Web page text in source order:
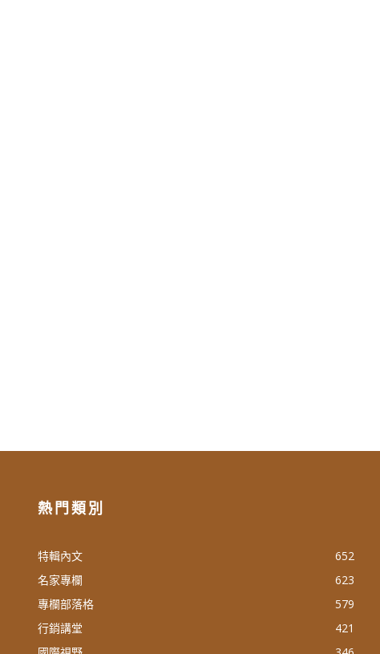
熱門類別
特輯內文
652
名家專欄
623
專欄部落格
579
行銷講堂
421